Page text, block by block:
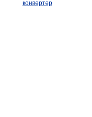
конвертер